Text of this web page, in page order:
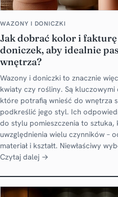
WAZONY I DONICZKI
Jak dobrać kolor i
doniczek, aby idealnie
wnętrza?
Wazony i doniczki to znacznie
kwiaty czy rośliny. Są
które potrafią wnieść do wnętrza
podkreślić jego styl. Ich
do stylu pomieszczenia to sztuka,
uwzględnienia wielu czynników –
materiał i kształt. Niewłaściwy
Czytaj dalej →